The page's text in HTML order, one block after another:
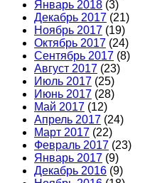
Январь 2018 (3)
Декабрь 2017 (21)
Ноябрь 2017 (19)
Октябрь 2017 (24)
Сентябрь 2017 (8)
Август 2017 (23)
Июль 2017 (25)
Июнь 2017 (28)
Май 2017 (12)
Апрель 2017 (24)
Март 2017 (22)
Февраль 2017 (23)
Январь 2017 (9)
Декабрь 2016 (9)